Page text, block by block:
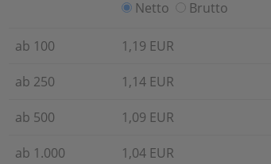
Netto
Brutto
ab 100 1,19 EUR
ab 250 1,14 EUR
ab 500 1,09 EUR
ab 1.000 1,04 EUR